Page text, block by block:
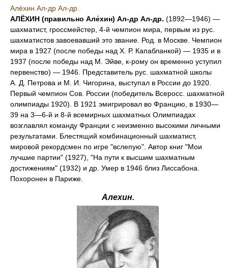
Алёхин Ал-др Ал-др.
АЛЁХИН (правильно Але́хин) Ал-др Ал-др. (1892—1946) —
шахматист, гроссмейстер, 4-й чемпион мира, первым из рус.
шахматистов завоевавший это звание. Род. в Москве. Чемпион
мира в 1927 (после победы над Х. Р. Капабланкой) — 1935 и в
1937 (после победы над М. Эйве, к-рому он временно уступил
первенство) — 1946. Представитель рус. шахматной школы
А. Д. Петрова и М. И. Чигорина, выступал в России до 1920.
Первый чемпион Сов. России (победитель Всеросс. шахматной
олимпиады 1920). В 1921 эмигрировал во Францию, в 1930—
39 на 3—6-й и 8-й всемирных шахматных Олимпиадах
возглавлял команду Франции с неизменно высокими личными
результатами. Блестящий комбинационный шахматист,
мировой рекордсмен по игре "вслепую". Автор книг "Мои
лучшие партии" (1927), "На пути к высшим шахматным
достижениям" (1932) и др. Умер в 1946 близ Лиссабона.
Похоронен в Париже.
Алехин.